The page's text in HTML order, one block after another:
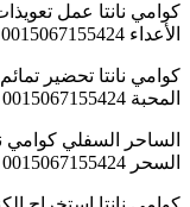
كوامي نانتا عمل
الأعداء 0015067155424
كوامي نانتا تحضير
المحبة 0015067155424
الساحر السفلي كوامي
السحر 0015067155424